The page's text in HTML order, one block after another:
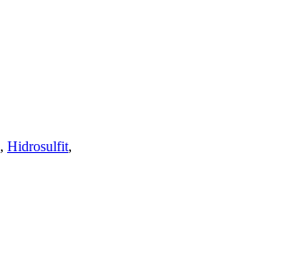
, Hidrosulfit,